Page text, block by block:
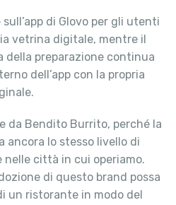
di Glovo per gli utenti
vetrina digitale, mentre il
della preparazione continua
dell’app con la propria
da Bendito Burrito, perché la
ancora lo stesso livello di
città in cui operiamo.
di questo brand possa
un ristorante in modo del